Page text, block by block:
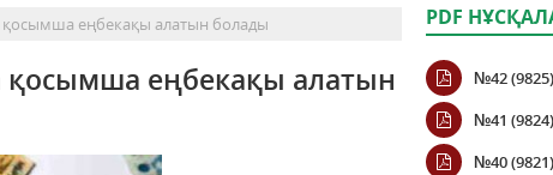
қосымша еңбекақы алатын болады
қосымша еңбекақы алатын
PDF
№42 (9825)
№41 (9824)
№40 (9821)